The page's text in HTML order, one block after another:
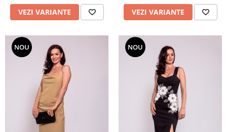
VEZI VARIANTE VEZI VARIANTE
NOU NOU